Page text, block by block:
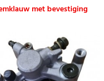
met bevestiging